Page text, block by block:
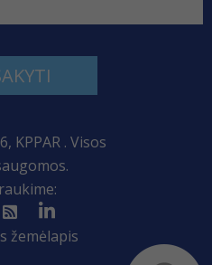
KPPAR . Visos
žemėlapis